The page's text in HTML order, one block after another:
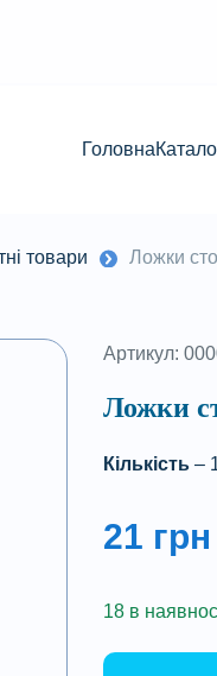
Головна
товари Ложки
Артикул:
Ложки
Кількість –
21 грн
18 в